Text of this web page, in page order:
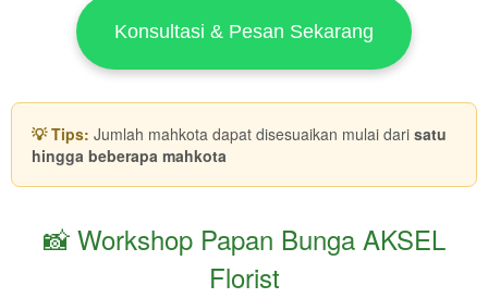
Konsultasi & Pesan Sekarang
💡 Tips: Jumlah mahkota dapat disesuaikan mulai dari satu
hingga beberapa mahkota
📸 Workshop Papan Bunga AKSEL
Florist